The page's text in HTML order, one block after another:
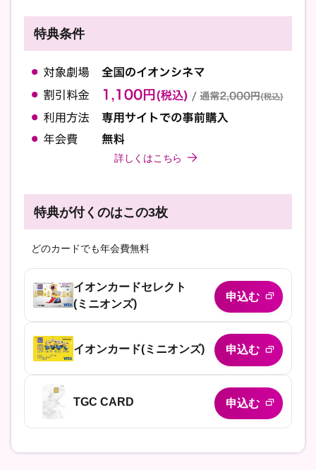
特典条件
詳しくはこちら
特典が付くのはこの3枚
どのカードでも年会費無料
イオンカードセレクト
(ミニオンズ)
申込む
イオンカード(ミニオンズ) 申込む
TGC CARD 申込む